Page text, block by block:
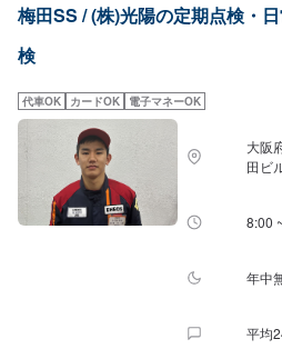
梅田SS / (株)光陽の定期点検・
検
代車OK カードOK 電子マネーOK
大阪
田ビ
8:00
年中
平均